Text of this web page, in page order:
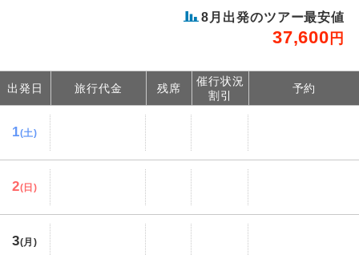
8 月出発のツアー最安値
37,600 円
出発日 旅行代金 残席
催行状況
割引
予約
1(土)
2(日)
3(月)